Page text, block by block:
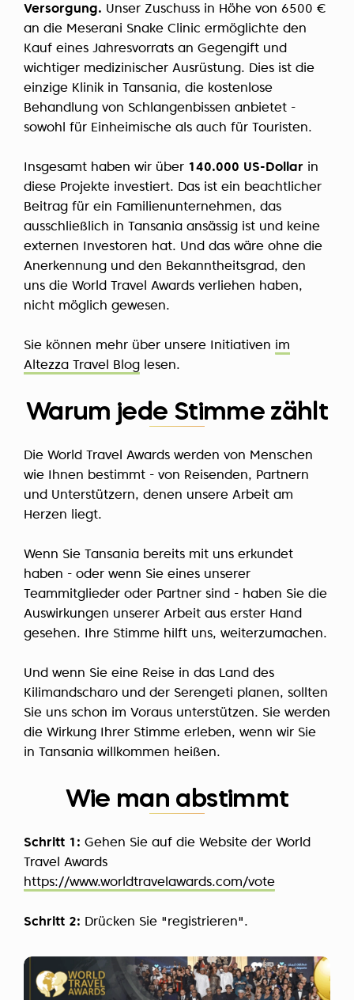
Versorgung. Unser Zuschuss in Höhe von 6500 €
an die Meserani Snake Clinic ermöglichte den
Kauf eines Jahresvorrats an Gegengift und
wichtiger medizinischer Ausrüstung. Dies ist die
einzige Klinik in Tansania, die kostenlose
Behandlung von Schlangenbissen anbietet -
sowohl für Einheimische als auch für Touristen.
Insgesamt haben wir über 140.000 US-Dollar in
diese Projekte investiert. Das ist ein beachtlicher
Beitrag für ein Familienunternehmen, das
ausschließlich in Tansania ansässig ist und keine
externen Investoren hat. Und das wäre ohne die
Anerkennung und den Bekanntheitsgrad, den
uns die World Travel Awards verliehen haben,
nicht möglich gewesen.
Sie können mehr über unsere Initiativen im
Altezza Travel Blog lesen.
Warum jede Stimme zählt
Die World Travel Awards werden von Menschen
wie Ihnen bestimmt - von Reisenden, Partnern
und Unterstützern, denen unsere Arbeit am
Herzen liegt.
Wenn Sie Tansania bereits mit uns erkundet
haben - oder wenn Sie eines unserer
Teammitglieder oder Partner sind - haben Sie die
Auswirkungen unserer Arbeit aus erster Hand
gesehen. Ihre Stimme hilft uns, weiterzumachen.
Und wenn Sie eine Reise in das Land des
Kilimandscharo und der Serengeti planen, sollten
Sie uns schon im Voraus unterstützen. Sie werden
die Wirkung Ihrer Stimme erleben, wenn wir Sie
in Tansania willkommen heißen.
Wie man abstimmt
Schritt 1: Gehen Sie auf die Website der World
Travel Awards
https://www.worldtravelawards.com/vote
Schritt 2: Drücken Sie "registrieren".